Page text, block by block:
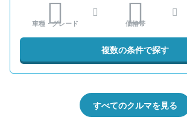
車種・グレード 価格帯
複数の条件で探す
すべてのクルマを見る